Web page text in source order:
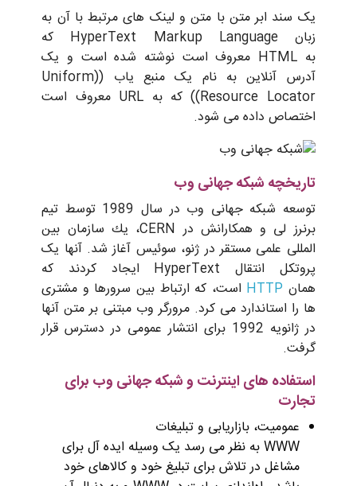
یک سند ابر متن با متن و لینک های مرتبط با آن به
زبان HyperText Markup Language که
به HTML معروف است نوشته شده است و یک
آدرس آنلاین به نام یک منبع یاب ((Uniform
Resource Locator)) که به URL معروف است
اختصاص داده می شود.
تاریخچه شبکه جهانی وب
توسعه شبکه جهانی وب در سال 1989 توسط تیم
برنرز لی و همكارانش در CERN، یك سازمان بین
المللی علمی مستقر در ژنو، سوئیس آغاز شد. آنها یک
پروتکل انتقال HyperText ایجاد کردند که
همانHTTPاست، که ارتباط بین سرورها و مشتری
ها را استاندارد می کرد. مرورگر وب مبتنی بر متن آنها
در ژانویه 1992 برای انتشار عمومی در دسترس قرار
گرفت.
استفاده های اینترنت و شبکه جهانی وب برای
تجارت
عمومیت، بازاریابی و تبلیغات
WWW به نظر می رسد یک وسیله ایده آل برای
مشاغل در تلاش برای تبلیغ خود و کالاهای خود